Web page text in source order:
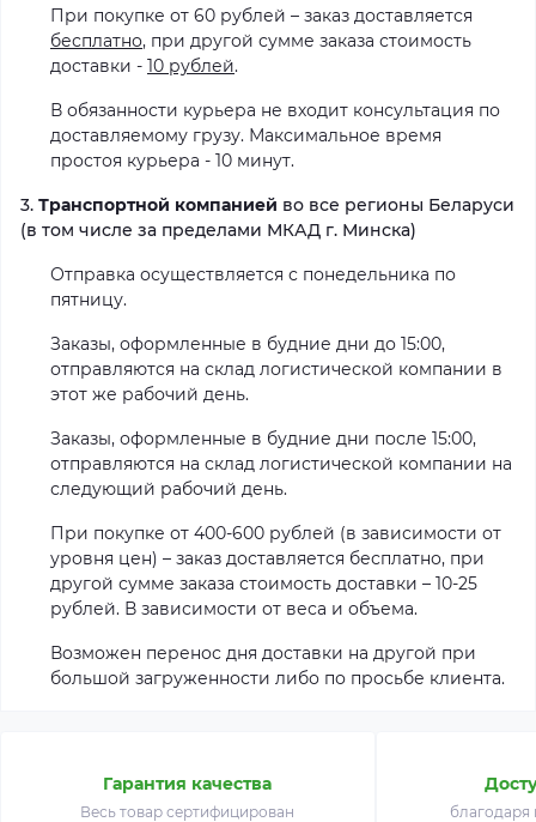
При покупке от 60 рублей – заказ доставляется
бесплатно, при другой сумме заказа стоимость
доставки - 10 рублей.
В обязанности курьера не входит консультация по
доставляемому грузу. Максимальное время
простоя курьера - 10 минут.
3. Транспортной компанией во все регионы Беларуси
(в том числе за пределами МКАД г. Минска)
Отправка осуществляется с понедельника по
пятницу.
Заказы, оформленные в будние дни до 15:00,
отправляются на склад логистической компании в
этот же рабочий день.
Заказы, оформленные в будние дни после 15:00,
отправляются на склад логистической компании на
следующий рабочий день.
При покупке от 400-600 рублей (в зависимости от
уровня цен) – заказ доставляется бесплатно, при
другой сумме заказа стоимость доставки – 10-25
рублей. В зависимости от веса и объема.
Возможен перенос дня доставки на другой при
большой загруженности либо по просьбе клиента.
Гарантия качества
Весь товар сертифицирован